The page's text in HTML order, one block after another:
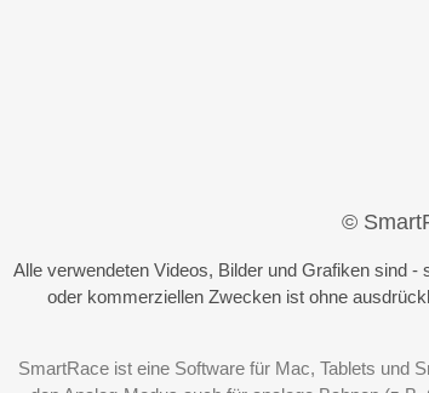
©
Alle verwendeten Videos, Bilder und Grafiken sind
oder kommerziellen Zwecken ist ohne
SmartRace ist eine Software für Mac, Tablets und